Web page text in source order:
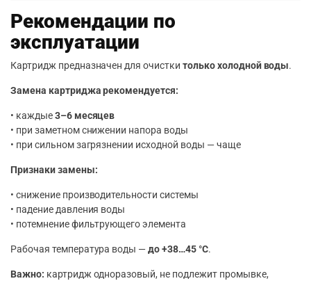
Рекомендации по
эксплуатации
Картридж предназначен для очистки только холодной воды.
Замена картриджа рекомендуется:
• каждые3–6 месяцев
• при заметном снижении напора воды
• при сильном загрязнении исходной воды — чаще
Признаки замены:
• снижение производительности системы
• падение давления воды
• потемнение фильтрующего элемента
Рабочая температура воды —до +38…45 °C.
Важно: картридж одноразовый, не подлежит промывке,